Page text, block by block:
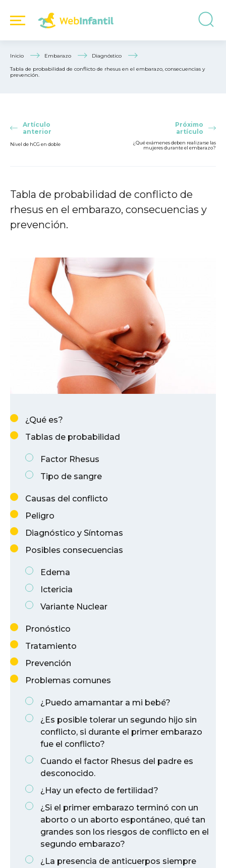
Inicio Embarazo
Diagnóstico
Tabla de probabilidad de conflicto de rhesus en el embarazo, consecuencias y
prevención.
Artículo
anterior
Nivel de hCG en doble
Próximo
artículo
¿Qué exámenes deben realizarse las
mujeres durante el embarazo?
Tabla de probabilidad de conflicto de
rhesus en el embarazo, consecuencias y
prevención.
¿Qué es?
Tablas de probabilidad
Factor Rhesus
Tipo de sangre
Causas del conflicto
Peligro
Diagnóstico y Síntomas
Posibles consecuencias
Edema
Ictericia
Variante Nuclear
Pronóstico
Tratamiento
Prevención
Problemas comunes
¿Puedo amamantar a mi bebé?
¿Es posible tolerar un segundo hijo sin
conflicto, si durante el primer embarazo
fue el conflicto?
Cuando el factor Rhesus del padre es
desconocido.
¿Hay un efecto de fertilidad?
¿Si el primer embarazo terminó con un
aborto o un aborto espontáneo, qué tan
grandes son los riesgos de conflicto en el
segundo embarazo?
¿La presencia de anticuerpos siempre